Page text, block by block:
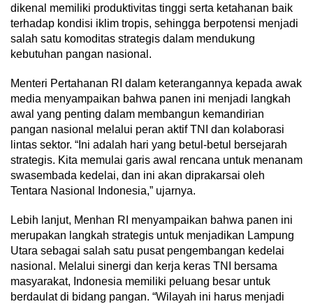
dikenal memiliki produktivitas tinggi serta ketahanan baik
terhadap kondisi iklim tropis, sehingga berpotensi menjadi
salah satu komoditas strategis dalam mendukung
kebutuhan pangan nasional.
Menteri Pertahanan RI dalam keterangannya kepada awak
media menyampaikan bahwa panen ini menjadi langkah
awal yang penting dalam membangun kemandirian
pangan nasional melalui peran aktif TNI dan kolaborasi
lintas sektor. “Ini adalah hari yang betul-betul bersejarah
strategis. Kita memulai garis awal rencana untuk menanam
swasembada kedelai, dan ini akan diprakarsai oleh
Tentara Nasional Indonesia,” ujarnya.
Lebih lanjut, Menhan RI menyampaikan bahwa panen ini
merupakan langkah strategis untuk menjadikan Lampung
Utara sebagai salah satu pusat pengembangan kedelai
nasional. Melalui sinergi dan kerja keras TNI bersama
masyarakat, Indonesia memiliki peluang besar untuk
berdaulat di bidang pangan. “Wilayah ini harus menjadi